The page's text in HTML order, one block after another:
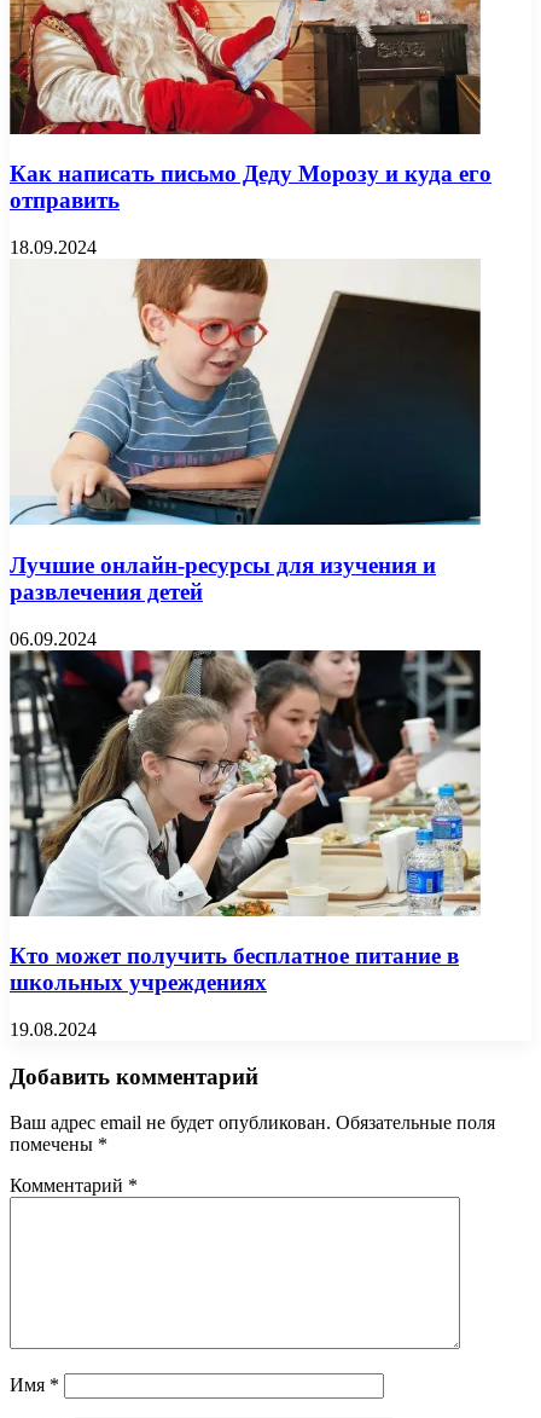
Как написать письмо Деду Морозу и куда его
отправить
18.09.2024
Лучшие онлайн-ресурсы для изучения и
развлечения детей
06.09.2024
Кто может получить бесплатное питание в
школьных учреждениях
19.08.2024
Добавить комментарий
Ваш адрес email не будет опубликован. Обязательные поля
помечены *
Комментарий *
Имя *